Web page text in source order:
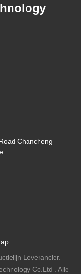
Chancheng
Leverancier.
Co.Ltd . Alle